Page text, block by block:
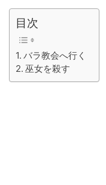
目次
バラ教会へ行く
巫女を殺す